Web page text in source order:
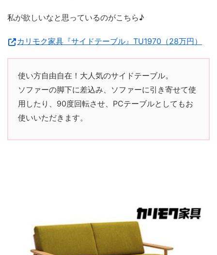
私が欲しいなと思っているのがこちら♪
カリモク家具『サイドテーブル』TU1970（28万円）
使い方自由自在！大人気のサイドテーブル。
ソファーの脚下に差込み、ソファーに引き寄せて使
用したり、90度回転させ、PCテーブルとしてもお
使いいただきます。